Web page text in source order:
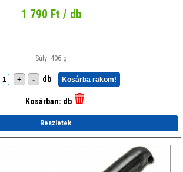
1 790 Ft / db
Súly: 406 g
+ - db Kosárba rakom!
Kosárban: db
Részletek